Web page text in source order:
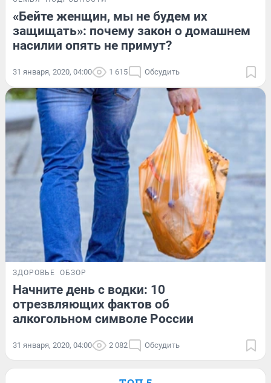
«Бейте женщин, мы не будем их
защищать»: почему закон о домашнем
насилии опять не примут?
31 января, 2020, 04:00 1 615 Обсудить
ЗДОРОВЬЕ ОБЗОР
Начните день с водки: 10
отрезвляющих фактов об
алкогольном символе России
31 января, 2020, 04:00 2 082 Обсудить